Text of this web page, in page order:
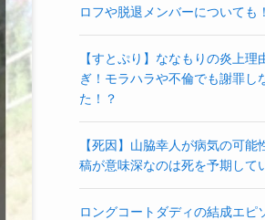
ロフや脱退メンバーについても！
【すとぷり】ななもりの炎上理
ぎ！モラハラや不倫でも謝罪し
た！？
【死因】山脇幸人が病気の可能
稿が意味深なのは死を予期して
ロングコートダディの結成エピ